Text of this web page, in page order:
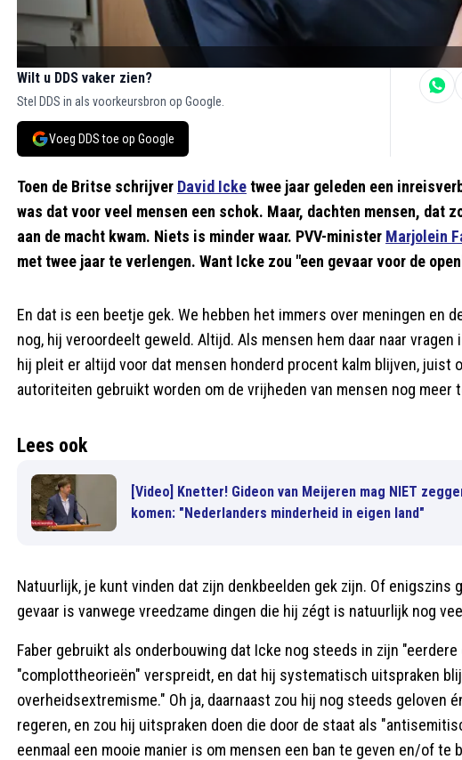
Wilt u DDS vaker zien?
Stel DDS in als voorkeursbron op Google.
Voeg DDS toe op Google
Toen de Britse schrijver David Icketwee jaar geleden een
was dat voor veel mensen een schok. Maar, dachten mensen, dat
aan de macht kwam. Niets is minder waar. PVV-minister Marjolein
met twee jaar te verlengen. Want Icke zou "een gevaar voor de
En dat is een beetje gek. We hebben het immers over meningen en
nog, hij veroordeelt geweld. Altijd. Als mensen hem daar naar
hij pleit er altijd voor dat mensen honderd procent kalm blijven, juist
autoriteiten gebruikt worden om de vrijheden van mensen nog meer
Lees ook
[Video] Knetter! Gideon van Meijeren mag NIET
komen: "Nederlanders minderheid in eigen land"
Natuurlijk, je kunt vinden dat zijn denkbeelden gek zijn. Of enigszins
gevaar is vanwege vreedzame dingen die hij zégt is natuurlijk nog
Faber gebruikt als onderbouwing dat Icke nog steeds in zijn
"complottheorieën" verspreidt, en dat hij systematisch uitspraken
overheidsextremisme." Oh ja, daarnaast zou hij nog steeds geloven
regeren, en zou hij uitspraken doen die door de staat als
eenmaal een mooie manier is om mensen een ban te geven en/of te